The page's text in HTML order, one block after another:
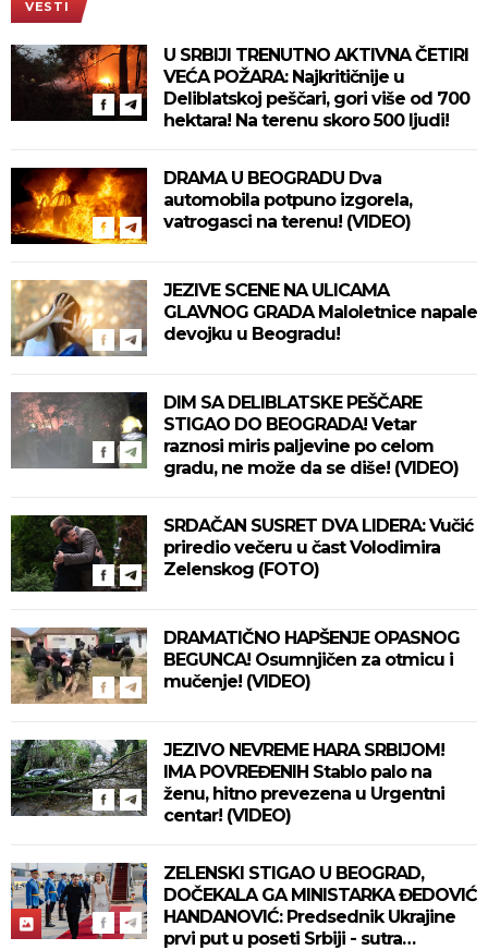
VESTI
U SRBIJI TRENUTNO AKTIVNA ČETIRI
VEĆA POŽARA: Najkritičnije u
Deliblatskoj peščari, gori više od 700
hektara! Na terenu skoro 500 ljudi!
DRAMA U BEOGRADU Dva
automobila potpuno izgorela,
vatrogasci na terenu! (VIDEO)
JEZIVE SCENE NA ULICAMA
GLAVNOG GRADA Maloletnice napale
devojku u Beogradu!
DIM SA DELIBLATSKE PEŠČARE
STIGAO DO BEOGRADA! Vetar
raznosi miris paljevine po celom
gradu, ne može da se diše! (VIDEO)
SRDAČAN SUSRET DVA LIDERA: Vučić
priredio večeru u čast Volodimira
Zelenskog (FOTO)
DRAMATIČNO HAPŠENJE OPASNOG
BEGUNCA! Osumnjičen za otmicu i
mučenje! (VIDEO)
JEZIVO NEVREME HARA SRBIJOM!
IMA POVREĐENIH Stablo palo na
ženu, hitno prevezena u Urgentni
centar! (VIDEO)
ZELENSKI STIGAO U BEOGRAD,
DOČEKALA GA MINISTARKA ĐEDOVIĆ
HANDANOVIĆ: Predsednik Ukrajine
prvi put u poseti Srbiji - sutra